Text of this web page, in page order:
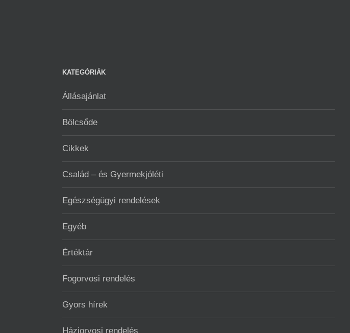
KATEGÓRIÁK
Állásajánlat
Bölcsőde
Cikkek
Család – és Gyermekjóléti
Egészségügyi rendelések
Egyéb
Értéktár
Fogorvosi rendelés
Gyors hírek
Háziorvosi rendelés